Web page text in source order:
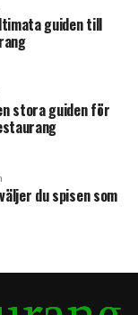
guiden till
stora guiden för
du spisen som